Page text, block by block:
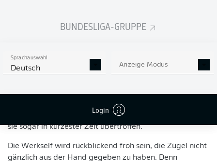
BUNDESLIGA-GRUPPE
Sprachauswahl
Deutsch Anzeige Modus
Login
trauen ihm eine Menge zu und werden seinen
Werdegang aufmerksam verfolgen", erklärte
überzeugt: "Kerim Alajbegović hat die in ihn gesetzten
hohen Erwartungen in Salzburg nicht nur erfüllt, er hat
sie sogar in kürzester Zeit übertroffen."
Die Werkself wird rückblickend froh sein, die Zügel nicht
gänzlich aus der Hand gegeben zu haben. Denn